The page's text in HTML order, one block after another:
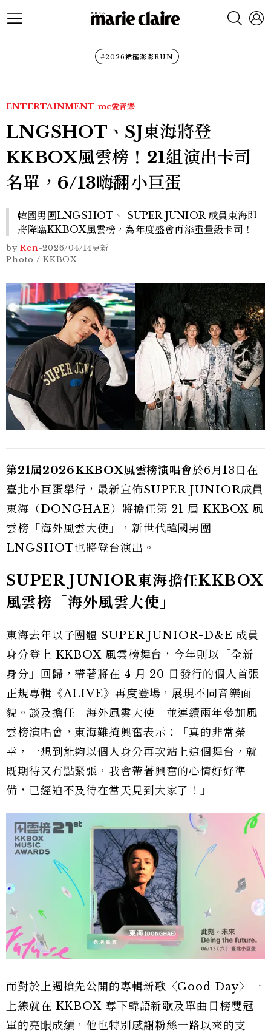
#2026裙襬澎澎RUN
ENTERTAINMENT mc愛音樂
LNGSHOT、SJ東海將登
KKBOX風雲榜！21組演出卡司
名單，6/13嗨翻小巨蛋
韓國男團LNGSHOT、 SUPER JUNIOR 成員東海即
將降臨KKBOX風雲榜，為年度盛會再添重量級卡司！
by Ren-2026/04/14更新
Photo / KKBOX
第21屆2026KKBOX風雲榜演唱會於6月13日在
臺北小巨蛋舉行，最新宣佈SUPER JUNIOR成員
東海（DONGHAE）將擔任第 21 屆 KKBOX 風
雲榜「海外風雲大使」，新世代韓國男團
LNGSHOT也將登台演出。
SUPER JUNIOR東海擔任KKBOX
風雲榜「海外風雲大使」
東海去年以子團體 SUPER JUNIOR-D&E 成員
身分登上 KKBOX 風雲榜舞台，今年則以「全新
身分」回歸，帶著將在 4 月 20 日發行的個人首張
正規專輯《ALIVE》再度登場，展現不同音樂面
貌。談及擔任「海外風雲大使」並連續兩年參加風
雲榜演唱會，東海難掩興奮表示：「真的非常榮
幸，一想到能夠以個人身分再次站上這個舞台，就
既期待又有點緊張，我會帶著興奮的心情好好準
備，已經迫不及待在當天見到大家了！」
而對於上週搶先公開的專輯新歌〈Good Day〉一
上線就在 KKBOX 奪下韓語新歌及單曲日榜雙冠
軍的亮眼成績，他也特別感謝粉絲一路以來的支